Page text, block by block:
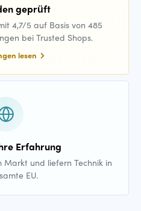
geprüft
4,7/5 auf Basis von 485
bei Trusted Shops.
lesen
Erfahrung
Markt und liefern Technik in
EU.